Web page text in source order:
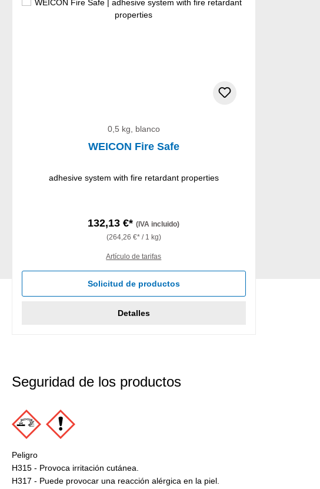
0,5 kg, blanco
WEICON Fire Safe
adhesive system with fire retardant properties
132,13 €*(IVA incluido)
(264,26 €* / 1 kg)
Artículo de tarifas
Solicitud de productos
Detalles
Seguridad de los productos
Peligro
H315 - Provoca irritación cutánea.
H317 - Puede provocar una reacción alérgica en la piel.